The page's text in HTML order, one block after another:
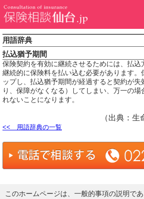
用語辞典
払込猶予期間
保険契約を有効に継続させるためには、払込
継続的に保険料を払い込む必要があります。
ップし、払込猶予期間が経過すると契約が
り、保障がなくなる）してしまい、万一の場
れないことになります。
（出典：生
<< 用語辞典の一覧
このホームページは、一般的事項の説明で